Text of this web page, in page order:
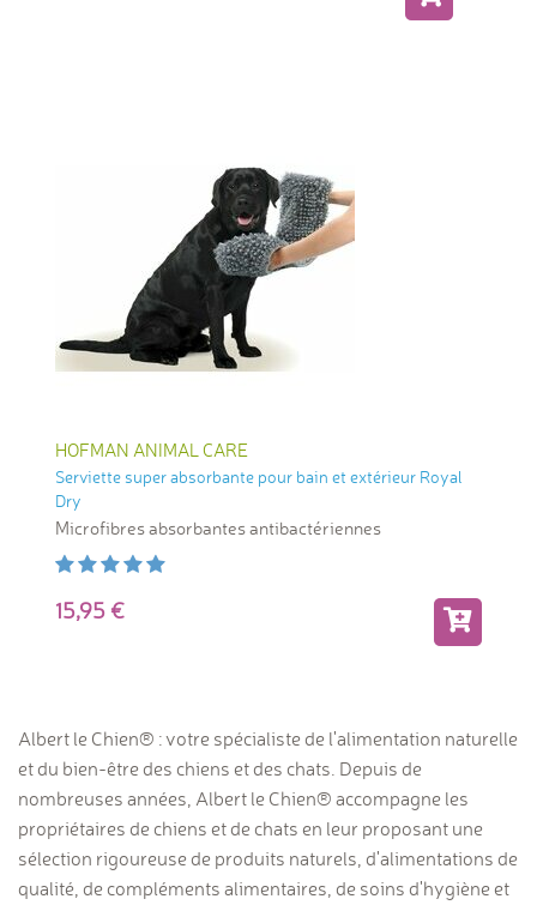
HOFMAN ANIMAL CARE
Serviette super absorbante pour bain et extérieur Royal
Dry
Microfibres absorbantes antibactériennes
15,95
Albert le Chien® : votre spécialiste de l'alimentation naturelle
et du bien-être des chiens et des chats. Depuis de
nombreuses années, Albert le Chien® accompagne les
propriétaires de chiens et de chats en leur proposant une
sélection rigoureuse de produits naturels, d'alimentations de
qualité, de compléments alimentaires, de soins d'hygiène et